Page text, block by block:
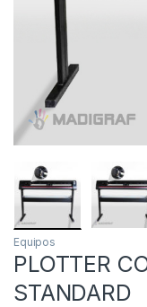
Equipos
PLOTTER
STANDARD